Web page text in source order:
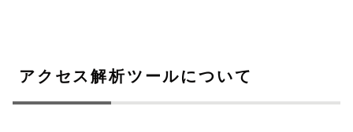
アクセス解析ツールについて